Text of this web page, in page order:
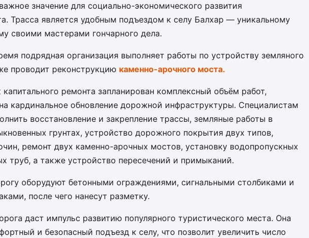
значение для социально-экономического развития
Трасса является удобным подъездом к селу Балхар — уникальному
своими мастерами гончарного дела.
подрядная организация выполняет работы по устройству земляного
проводит реконструкцию каменно-арочного моста.
капитального ремонта запланирован комплексный объём работ,
кардинальное обновление дорожной инфраструктуры. Специалистам
восстановление и закрепление трассы, земляные работы в
грунтах, устройство дорожного покрытия двух типов,
ремонт двух каменно-арочных мостов, установку водопропускных
труб, а также устройство пересечений и примыканий.
оборудуют бетонными ограждениями, сигнальными столбиками и
после чего нанесут разметку.
даст импульс развитию популярного туристического места. Она
и безопасный подъезд к селу, что позволит увеличить число